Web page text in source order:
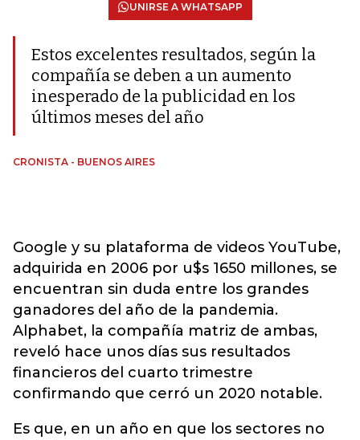
UNIRSE A WHATSAPP
Estos excelentes resultados, según la
compañía se deben a un aumento
inesperado de la publicidad en los
últimos meses del año
CRONISTA - BUENOS AIRES
Google y su plataforma de videos YouTube,
adquirida en 2006 por u$s 1650 millones, se
encuentran sin duda entre los grandes
ganadores del año de la pandemia.
Alphabet, la compañía matriz de ambas,
reveló hace unos días sus resultados
financieros del cuarto trimestre
confirmando que cerró un 2020 notable.
Es que, en un año en que los sectores no